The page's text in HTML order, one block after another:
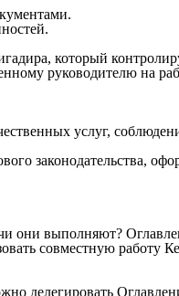
который
руководителю на
услуг,
законодательства,
они выполняют?
совместную работу
делегировать